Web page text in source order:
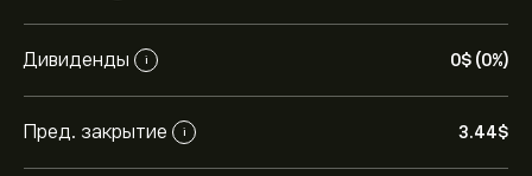
Дивиденды i 0‎$‎ (0%)
Пред. закрытие i 3.44‎$‎